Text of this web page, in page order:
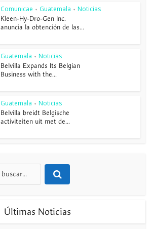
Comunicae • Guatemala • Noticias
Kleen-Hy-Dro-Gen Inc.
anuncia la obtención de las...
Guatemala • Noticias
Belvilla Expands Its Belgian
Business with the...
Guatemala • Noticias
Belvilla breidt Belgische
activiteiten uit met de...
Últimas Noticias